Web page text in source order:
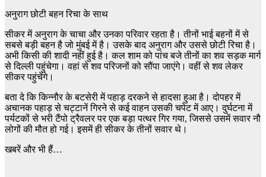
अनुराग छोटी बहन रिचा के साथ
सीकर में अनुराग के चाचा और उनका परिवार रहता है। तीनों भाई बहनों में से
सबसे बड़ी बहन है जो मुंबई में है। उसके बाद अनुराग और उससे छोटी रिचा है।
अभी किसी की शादी नहीं हुई है। कल शाम को पांच बजे तीनों का शव सड़क मार्ग
से दिल्ली पहुंचेगा। वहां से शव ​परिजनों को सौंपा जाएंगे। वहीं से शव लेकर
सीकर पहुंचेंगे।
बता दे कि किन्नौर के बटसेरी में पहाड़ दरकने से हादसा हुआ है। दोपहर में
अचानक पहाड़ से चट्टानें गिरने से कई वाहन उसकी चपेट में आए। दुर्घटना में
पर्यटकों से भरी टैंपो ट्रैवलर पर एक बड़ा पत्थर गिर गया, जिससे उसमें सवार नौ
लोगों की मौत हो गई। इसमें ही सीकर के तीनों सवार थे।
खबरें और भी हैं…